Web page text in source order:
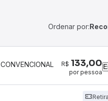
Ordenar por:
CONVENCIONAL R$ 133,00
por pessoa